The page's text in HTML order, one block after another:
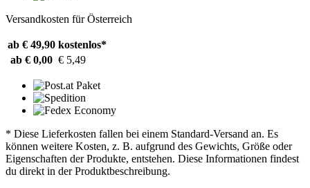
Versandkosten für Österreich
ab € 49,90 kostenlos*
ab € 0,00 € 5,49
* Diese Lieferkosten fallen bei einem Standard-Versand an. Es
können weitere Kosten, z. B. aufgrund des Gewichts, Größe oder
Eigenschaften der Produkte, entstehen. Diese Informationen findest
du direkt in der Produktbeschreibung.